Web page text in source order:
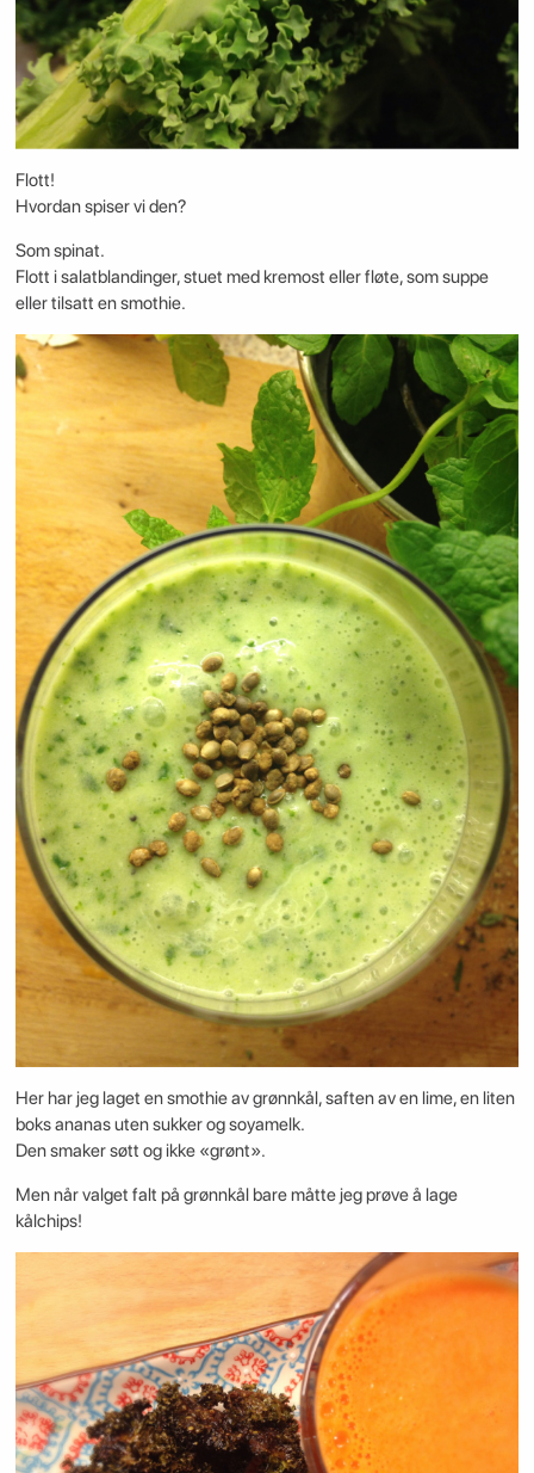
Flott!
Hvordan spiser vi den?
Som spinat.
Flott i salatblandinger, stuet med kremost eller fløte, som suppe
eller tilsatt en smothie.
Her har jeg laget en smothie av grønnkål, saften av en lime, en liten
boks ananas uten sukker og soyamelk.
Den smaker søtt og ikke «grønt».
Men når valget falt på grønnkål bare måtte jeg prøve å lage
kålchips!